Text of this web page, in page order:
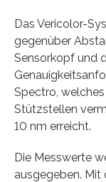
Das Vericolor-
gegenüber
Sensorkopf und
Spectro,
Stützstellen
10 nm erreicht.
Die Messwerte
ausgegeben. Mit